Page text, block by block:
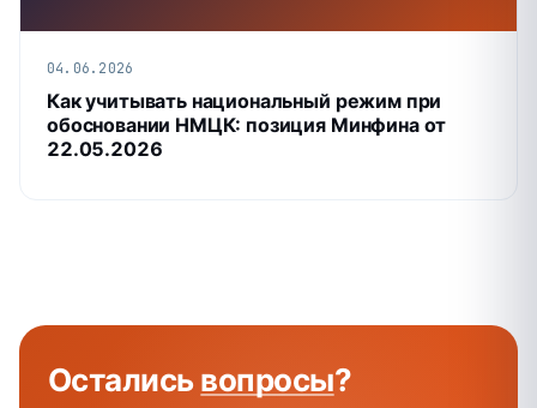
04.06.2026
Как учитывать национальный режим при
обосновании НМЦК: позиция Минфина от
22.05.2026
Осталисьвопросы?